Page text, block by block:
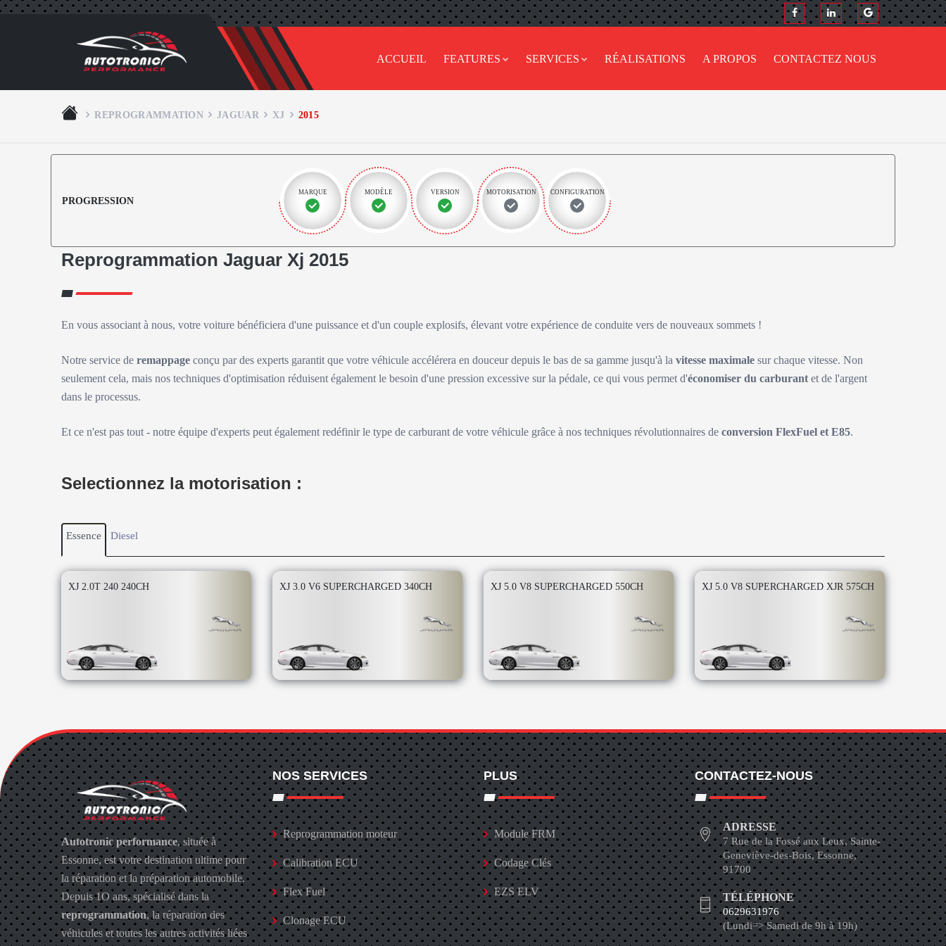
ACCUEIL FEATURES SERVICES RÉALISATIONS A PROPOS CONTACTEZ NOUS
REPROGRAMMATION JAGUAR XJ 2015
PROGRESSION
MARQUE MODÈLE VERSION MOTORISATION CONFIGURATION
Reprogrammation Jaguar Xj 2015
En vous associant à nous, votre voiture bénéficiera d'une puissance et d'un couple explosifs, élevant votre expérience de conduite vers de nouveaux sommets !
Notre service de remappage conçu par des experts garantit que votre véhicule accélérera en douceur depuis le bas de sa gamme jusqu'à la vitesse maximale sur chaque vitesse. Non
seulement cela, mais nos techniques d'optimisation réduisent également le besoin d'une pression excessive sur la pédale, ce qui vous permet d'économiser du carburant et de l'argent
dans le processus.
Et ce n'est pas tout - notre équipe d'experts peut également redéfinir le type de carburant de votre véhicule grâce à nos techniques révolutionnaires de conversion FlexFuel et E85.
Selectionnez la motorisation :
Essence Diesel
XJ 2.0T 240 240CH XJ 3.0 V6 SUPERCHARGED 340CH XJ 5.0 V8 SUPERCHARGED 550CH XJ 5.0 V8 SUPERCHARGED XJR 575CH
Autotronic performance, située à
Essonne, est votre destination ultime pour
la réparation et la préparation automobile.
Depuis 1O ans, spécialisé dans la
reprogrammation, la réparation des
véhicules et toutes les autres activités liées
NOS SERVICES
Reprogrammation moteur
Calibration ECU
Flex Fuel
Clonage ECU
PLUS
Module FRM
Codage Clés
EZS ELV
CONTACTEZ-NOUS
ADRESSE
7 Rue de la Fossé aux Leux, Sainte-
Geneviève-des-Bois, Essonne,
91700
TÉLÉPHONE
0629631976
(Lundi=> Samedi de 9h à 19h)